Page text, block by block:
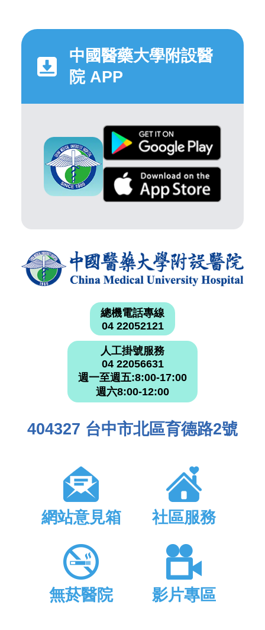
中國醫藥大學附設醫
院 APP
總機電話專線
04 22052121
人工掛號服務
04 22056631
週一至週五:8:00-17:00
週六8:00-12:00
404327 台中市北區育德路2號
網站意見箱 社區服務
無菸醫院 影片專區